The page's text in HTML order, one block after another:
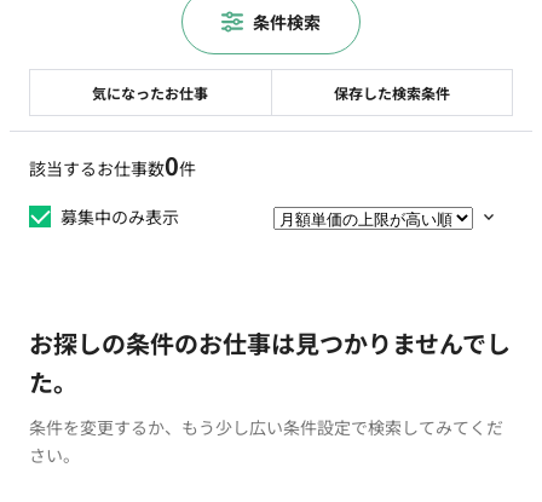
該当するお仕事数0件
募集中のみ表示
お探しの条件のお仕事は見つかりませんでし
た。
条件を変更するか、もう少し広い条件設定で検索してみてくだ
さい。
気になったお仕事 保存した検索条件
条件検索